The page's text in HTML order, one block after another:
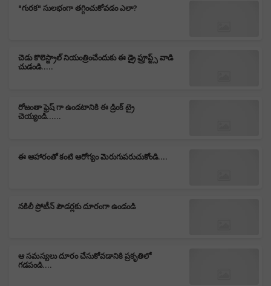
"గురక" సులభంగా తగ్గించుకోవడం ఎలా?
చెడు కొలెస్ట్రాల్ నియంత్రించేందుకు ఈ డ్రై ఫ్రూప్ట్స్ వాడి
చుడండి.....
రోజంతా ఫ్రెష్ గా ఉండటానికి ఈ డ్రింక్ ట్రై
చెయ్యండి......
ఈ ఆహారంతో కంటి ఆరోగ్యం మెరుగుపరుచుకోండి....
నకిలీ ప్రోటీన్ పౌడర్లకు దూరంగా ఉండండి
ఆ సమస్యలు దూరం చేసుకోవడానికి ప్రకృతిలో
గడపండి....